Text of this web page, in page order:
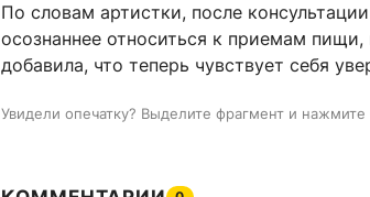
По словам артистки, после
осознаннее относиться к приемам
добавила, что теперь чувствует себя
Увидели опечатку? Выделите фрагмент и